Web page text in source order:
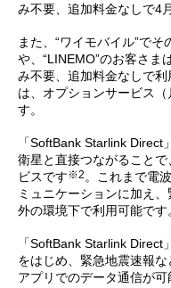
み不要、追加料金なしで4
また、“ワイモバイル”でそ
や、“LINEMO”のお客さま
み不要、追加料金なしで
は、オプションサービス
す。
「SoftBank Starlink
衛星と直接つながること
ビスです※2 。これまで電
ミュニケーションに加え
外の環境下で利用可能です
「SoftBank Starlink
をはじめ、緊急地震速報
アプリでのデータ通信が可